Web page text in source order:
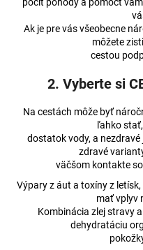
pocit pohody a pomôcť
Ak je pre vás všeobecne
môžete
cestou
2. Vyberte si
Na cestách môže byť
ľahko
dostatok vody, a nezdravé
zdravé
väčšom kontakte
Výpary z áut a toxíny z
mať vplyv
Kombinácia zlej stravy
dehydratáciu
ČOKOLÁDA
CBD
€3,36